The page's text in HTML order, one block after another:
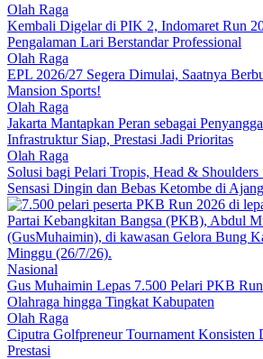
Olah Raga
Kembali Digelar di PIK 2, Indomaret Run
Pengalaman Lari Berstandar Professional
Olah Raga
EPL 2026/27 Segera Dimulai, Saatnya
Mansion Sports!
Olah Raga
Jakarta Mantapkan Peran sebagai
Infrastruktur Siap, Prestasi Jadi Prioritas
Olah Raga
Solusi bagi Pelari Tropis, Head &
Sensasi Dingin dan Bebas Ketombe di
Nasional
Gus Muhaimin Lepas 7.500 Pelari PKB
Olahraga hingga Tingkat Kabupaten
Olah Raga
Ciputra Golfpreneur Tournament Konsisten
Prestasi